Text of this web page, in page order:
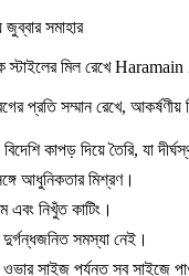
সমাহার
মিল রেখে Haramain
প্রতি সম্মান রেখে,
কাপড় দিয়ে তৈরি, যা
আধুনিকতার মিশ্রণ।
এবং নিখুঁত কাটিং।
দুর্গন্ধজনিত সমস্যা নেই।
সাইজ পর্যন্ত সব সাইজে